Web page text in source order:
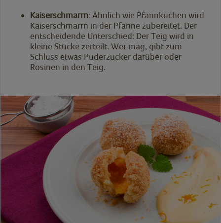
Kaiserschmarrn: Ähnlich wie Pfannkuchen wird
Kaiserschmarrn in der Pfanne zubereitet. Der
entscheidende Unterschied: Der Teig wird in
kleine Stücke zerteilt. Wer mag, gibt zum
Schluss etwas Puderzucker darüber oder
Rosinen in den Teig.